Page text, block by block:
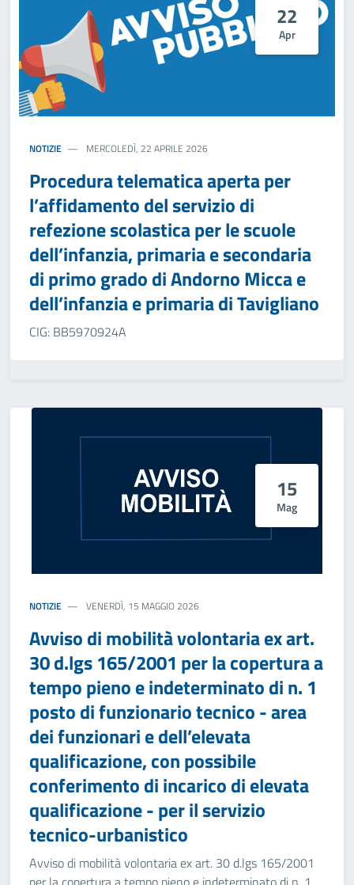
22
Apr
NOTIZIE MERCOLEDÌ, 22 APRILE 2026
Procedura telematica aperta per
l’affidamento del servizio di
refezione scolastica per le scuole
dell’infanzia, primaria e secondaria
di primo grado di Andorno Micca e
dell’infanzia e primaria di Tavigliano
CIG: BB5970924A
15
Mag
NOTIZIE VENERDÌ, 15 MAGGIO 2026
Avviso di mobilità volontaria ex art.
30 d.lgs 165/2001 per la copertura a
tempo pieno e indeterminato di n. 1
posto di funzionario tecnico - area
dei funzionari e dell’elevata
qualificazione, con possibile
conferimento di incarico di elevata
qualificazione - per il servizio
tecnico-urbanistico
Avviso di mobilità volontaria ex art. 30 d.lgs 165/2001